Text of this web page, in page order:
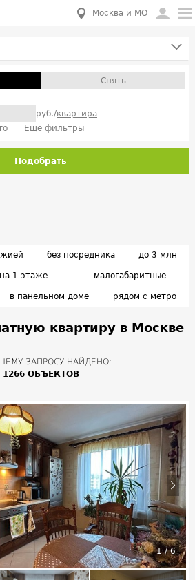
Москва и МО
Снять
руб./квартира
Ещё фильтры
Подобрать
без посредника до 3 млн
на 1 этаже малогабаритные
в панельном доме рядом с метро
квартиру в Москве
ЗАПРОСУ НАЙДЕНО:
1266 ОБЪЕКТОВ
1/6